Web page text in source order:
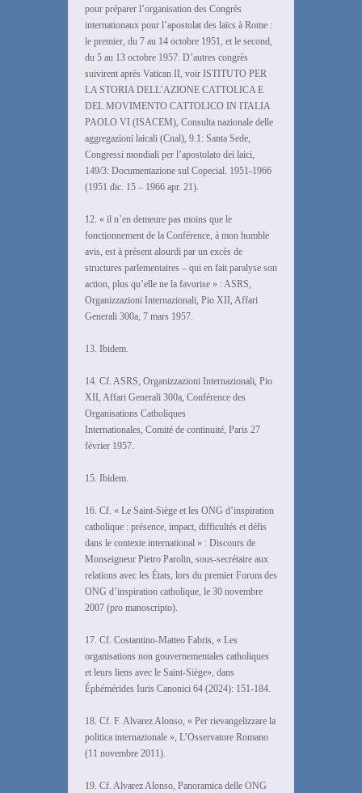
pour préparer l’organisation des Congrès
internationaux pour l’apostolat des laïcs à Rome :
le premier, du 7 au 14 octobre 1951, et le second,
du 5 au 13 octobre 1957. D’autres congrès
suivirent après Vatican II, voir ISTITUTO PER
LA STORIA DELL’AZIONE CATTOLICA E
DEL MOVIMENTO CATTOLICO IN ITALIA
PAOLO VI (ISACEM), Consulta nazionale delle
aggregazioni laicali (Cnal), 9.1: Santa Sede,
Congressi mondiali per l’apostolato dei laici,
149/3: Documentazione sul Copecial. 1951-1966
(1951 dic. 15 – 1966 apr. 21).
12. « il n’en demeure pas moins que le
fonctionnement de la Conférence, à mon humble
avis, est à présent alourdi par un excès de
structures parlementaires – qui en fait paralyse son
action, plus qu’elle ne la favorise » : ASRS,
Organizzazioni Internazionali, Pio XII, Affari
Generali 300a, 7 mars 1957.
13. Ibidem.
14. Cf. ASRS, Organizzazioni Internazionali, Pio
XII, Affari Generali 300a, Conférence des
Organisations Catholiques
Internationales, Comité de continuité, Paris 27
février 1957.
15. Ibidem.
16. Cf. « Le Saint-Siège et les ONG d’inspiration
catholique : présence, impact, difficultés et défis
dans le contexte international » : Discours de
Monseigneur Pietro Parolin, sous-secrétaire aux
relations avec les États, lors du premier Forum des
ONG d’inspiration catholique, le 30 novembre
2007 (pro manoscripto).
17. Cf. Costantino-Matteo Fabris, « Les
organisations non gouvernementales catholiques
et leurs liens avec le Saint-Siège», dans
Éphémérides Iuris Canonici 64 (2024): 151-184.
18. Cf. F. Alvarez Alonso, « Per rievangelizzare la
politica internazionale », L’Osservatore Romano
(11 novembre 2011).
19. Cf. Alvarez Alonso, Panoramica delle ONG